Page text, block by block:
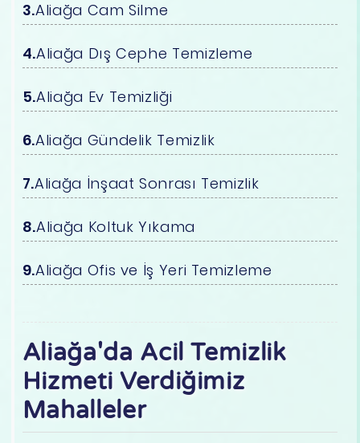
Aliağa Cam Silme
Aliağa Dış Cephe Temizleme
Aliağa Ev Temizliği
Aliağa Gündelik Temizlik
Aliağa İnşaat Sonrası Temizlik
Aliağa Koltuk Yıkama
Aliağa Ofis ve İş Yeri Temizleme
Aliağa'da Acil Temizlik
Hizmeti Verdiğimiz
Mahalleler